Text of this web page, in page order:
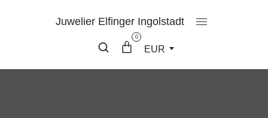
Juwelier Elfinger Ingolstadt
0
EUR